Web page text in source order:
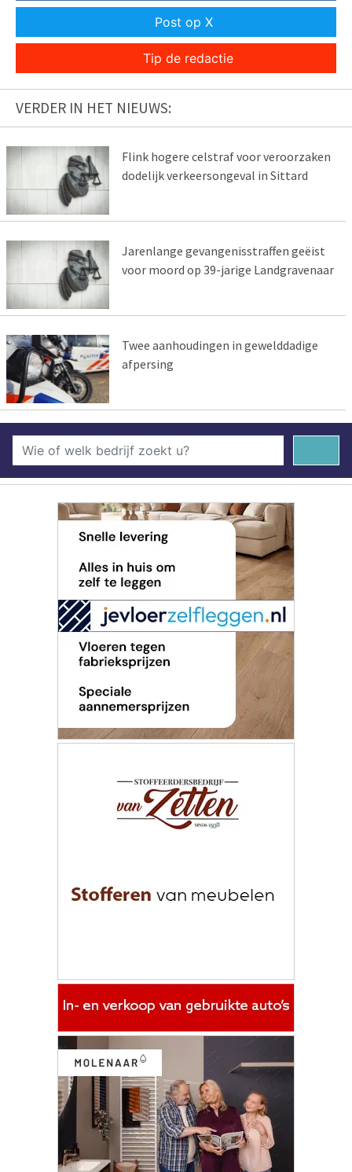
Post op X
Tip de redactie
VERDER IN HET NIEUWS:
Flink hogere celstraf voor veroorzaken
dodelijk verkeersongeval in Sittard
Jarenlange gevangenisstraffen geëist
voor moord op 39-jarige Landgravenaar
Twee aanhoudingen in gewelddadige
afpersing